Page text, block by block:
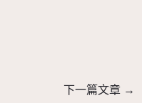
下一篇文章 →